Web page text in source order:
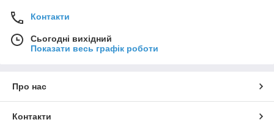
Контакти
Сьогодні вихідний
Показати весь графік роботи
Про нас
Контакти